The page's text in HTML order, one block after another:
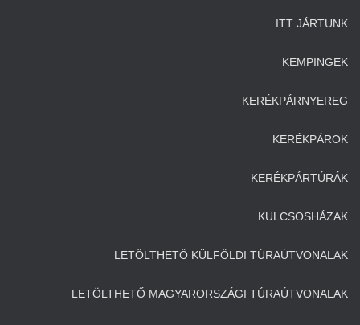
ITT JÁRTUNK
KEMPINGEK
KERÉKPÁRNYEREG
KERÉKPÁROK
KERÉKPÁRTÚRÁK
KULCSOSHÁZAK
LETÖLTHETŐ KÜLFÖLDI TÚRAÚTVONALAK
LETÖLTHETŐ MAGYARORSZÁGI TÚRAÚTVONALAK